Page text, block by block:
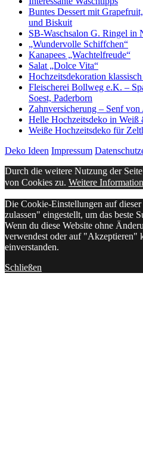
Buntes Dessert mit
und Biskuit
SB-Waschsalon G. Ringel in
„Wundervolle Schiffchen“
Kanapees „Wachtelfreude“
Salat „Dolce Vita“
Hochzeitsdekoration
Fleischerei Bollweg e.K. –
Soest, Paderborn
Zahnversicherung – Senf von
Helle Hochzeitsdeko in Weiß
Weiße Hochzeitsdeko für
Deko Ideen Impressum
Durch die weitere Nutzung der
von Cookies zu. Weitere
Die Cookie-Einstellungen auf
zulassen" eingestellt, um das beste
Wenn du diese Website ohne
verwendest oder auf "Akzeptieren"
einverstanden.
Schließen